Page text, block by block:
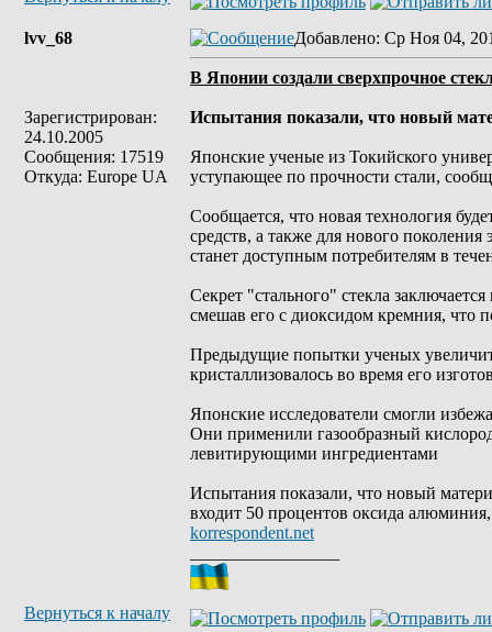
lvv_68
Зарегистрирован:
24.10.2005
Сообщения: 17519
Откуда: Europe UA
Добавлено: Ср Ноя 04,
В Японии создали сверхпрочное
Испытания показали, что новый
Японские ученые из Токийского
уступающее по прочности стали,
Сообщается, что новая технология
средств, а также для нового
станет доступным потребителям в
Секрет "стального" стекла
смешав его с диоксидом кремния, что
Предыдущие попытки ученых
кристаллизовалось во время его
Японские исследователи смогли
Они применили газообразный
левитирующими ингредиентами
Испытания показали, что новый
входит 50 процентов оксида
korrespondent.net
Вернуться к началу